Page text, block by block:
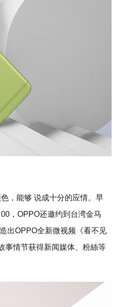
，能够 说成十分的应情。早
，OPPO还邀约到台湾金马
出OPPO全新微视频《看不见
事情节获得新闻媒体、粉絲等